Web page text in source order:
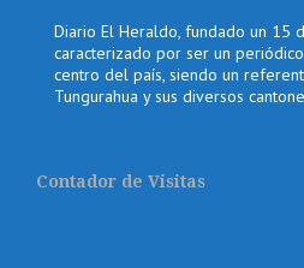
Diario El Heraldo, fundado un 15
caracterizado por ser un
centro del país, siendo un
Tungurahua y sus diversos
Contador de Visitas